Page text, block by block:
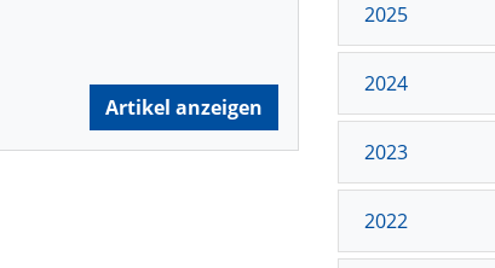
Artikel anzeigen
2025
2024
2023
2022